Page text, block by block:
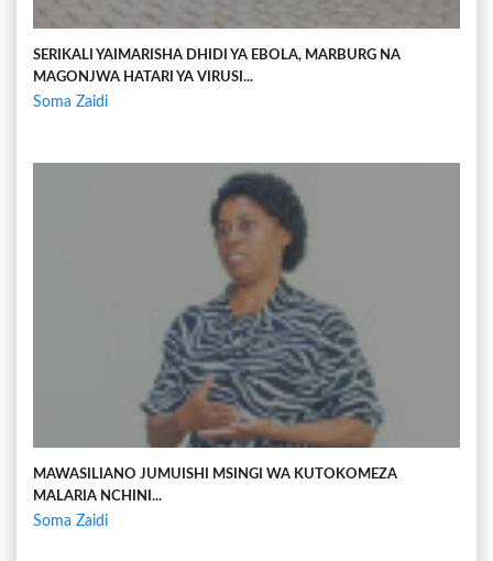
SERIKALI YAIMARISHA DHIDI YA EBOLA, MARBURG NA
MAGONJWA HATARI YA VIRUSI...
Soma Zaidi
MAWASILIANO JUMUISHI MSINGI WA KUTOKOMEZA
MALARIA NCHINI...
Soma Zaidi